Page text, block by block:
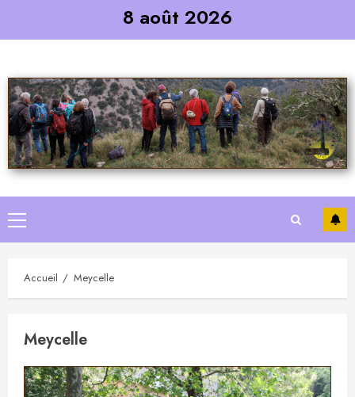
8 août 2026
Primary
Menu
Accueil Meycelle
Meycelle